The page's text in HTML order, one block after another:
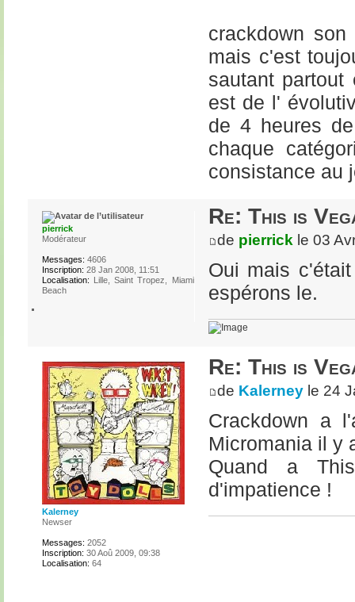
crackdown
mais c'est
sautant
est de l'
de 4 heures
chaque
consistance au
Re: This is
de pierrick le 03
Oui mais
espérons le.
pierrick
Modérateur
Messages: 4606
Inscription: 28 Jan 2008, 11:51
Localisation: Lille, Saint Tropez, Miami
Beach
Re: This is
de Kalerneyle 24
Crackdown a
Micromania il y
Quand a
d'impatience !
Kalerney
Newser
Messages: 2052
Inscription: 30 Aoû 2009, 09:38
Localisation: 64